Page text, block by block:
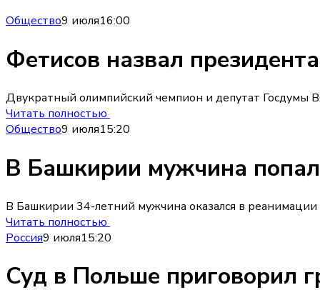
Общество9 июля16:00
Фетисов назвал
Двукратный олимпийский чемпион и депутат Госдумы
Читать полностью
Общество9 июля15:20
В Башкирии мужчина
В Башкирии 34-летний мужчина оказался в реанимации
Читать полностью
Россия9 июля15:20
Суд в Польше приговорил